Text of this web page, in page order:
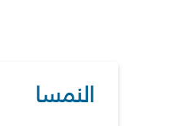
النمسا